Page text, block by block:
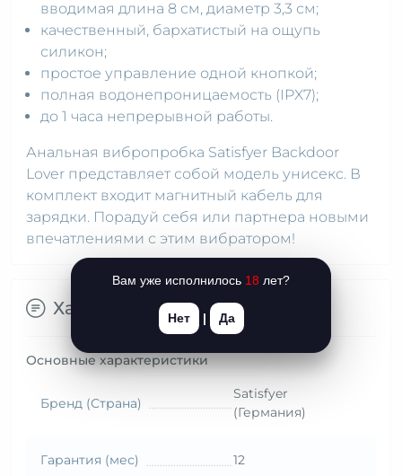
вводимая длина 8 см, диаметр 3,3 см;
качественный, бархатистый на ощупь
силикон;
простое управление одной кнопкой;
полная водонепроницаемость (IPX7);
до 1 часа непрерывной работы.
Анальная вибропробка Satisfyer Backdoor
Lover представляет собой модель унисекс. В
комплект входит магнитный кабель для
зарядки. Порадуй себя или партнера новыми
впечатлениями с этим вибратором!
Характеристики
Основные характеристики
Бренд (Страна)
Satisfyer
(Германия)
Гарантия (мес) 12
Вам уже исполнилось 18 лет?
Нет | Да